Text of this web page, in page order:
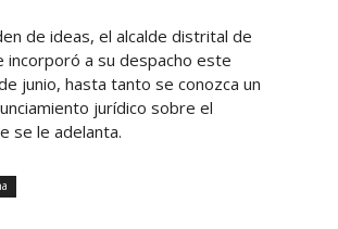
de ideas, el alcalde distrital de
incorporó a su despacho este
junio, hasta tanto se conozca un
jurídico sobre el
se le adelanta.